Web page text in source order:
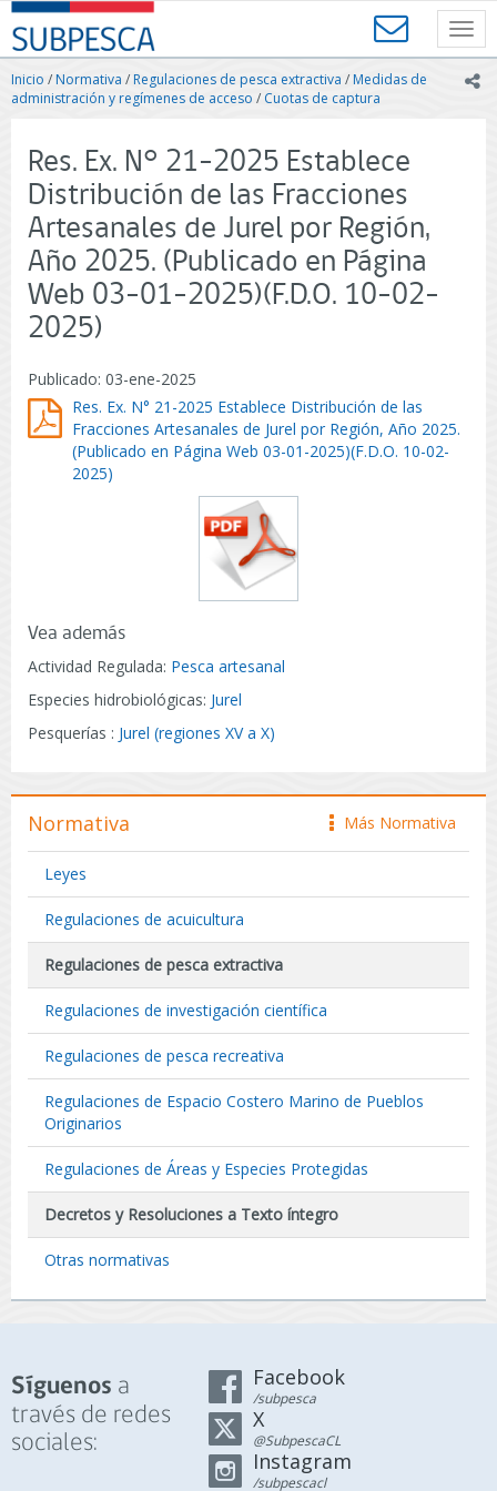
Contenido
principal
SUBPESCA
-
Subsecretaría
de
Acuicultura
-
Gobierno
de
Chile
Inicio /Normativa / Regulaciones de pesca extractiva / Medidas de
administración y regímenes de acceso / Cuotas de captura
Res. Ex. N° 21-2025 Establece
Distribución de las Fracciones
Artesanales de Jurel por Región,
Año 2025. (Publicado en Página
Web 03-01-2025)(F.D.O. 10-02-
2025)
Publicado: 03-ene-2025
Res. Ex. N° 21-2025 Establece Distribución de las
Fracciones Artesanales de Jurel por Región, Año 2025.
(Publicado en Página Web 03-01-2025)(F.D.O. 10-02-
2025)
Vea además
Actividad Regulada: Pesca artesanal
Especies hidrobiológicas: Jurel
Pesquerías : Jurel (regiones XV a X)
icono
Más Normativa
Normativa
Leyes
Regulaciones de acuicultura
Regulaciones de pesca extractiva
Regulaciones de investigación científica
Regulaciones de pesca recreativa
Regulaciones de Espacio Costero Marino de Pueblos
Originarios
Regulaciones de Áreas y Especies Protegidas
Decretos y Resoluciones a Texto íntegro
Otras normativas
Síguenos a
través de redes
sociales:
Facebook
/subpesca
X
@SubpescaCL
Instagram
/subpescacl